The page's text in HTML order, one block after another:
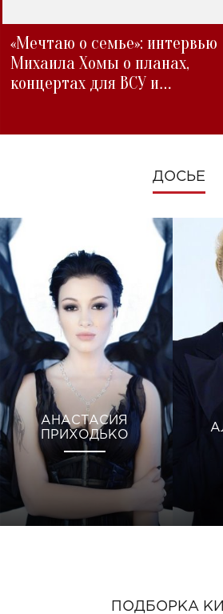
«Мечтаю о семье»: интервью
Михаила Хомы о планах,
концертах для ВСУ и
ДОСЬЕ
АНАСТАСИЯ
ПРИХОДЬКО
ПОДБОРКА